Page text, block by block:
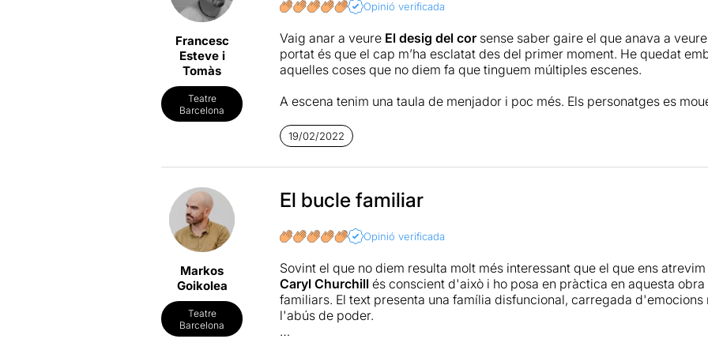
Francesc
Esteve i
Tomàs
Teatre
Barcelona
Opinió verificada
Vaig anar a veure El desig del corsense saber gaire el que anava a
portat és que el cap m’ha esclatat des del primer moment. He quedat
aquelles coses que no diem fa que tinguem múltiples escenes.
A escena tenim una taula de menjador i poc més. Els personatges es
Torna a repetir-se l’escena però amb un canvi en els personatges. I
desconcertat, però vas veient com una mateixa escena la veiem amb
amb una família “normal”. Com veiem diferents realitats segons les
o fer.
El que inicialment és una incomoditat, una repetició queda en una forma
veritat) i com hi ha diferents realitats si diguessim el que pensem
He gaudit de valent amb el paper que han fet els 3 protagonistes Albert
Puertas que han estat acompanyats en Marc Tarrida i Sara Morera en els
repeticions d’escenes, de canvis de velocitat de l’acció i fins i tot en
19/02/2022
Markos
Goikolea
Teatre
Barcelona
El bucle familiar
Opinió verificada
Sovint el que no diem resulta molt més interessant que el que ens
Caryl Churchill és conscient d'això i ho posa en pràctica en aquesta
familiars. El text presenta una família disfuncional, carregada
l'abús de poder.